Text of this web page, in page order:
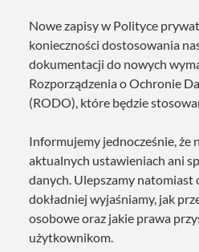
Nowe zapisy w Polityce
konieczności dostosowania
dokumentacji do nowych
Rozporządzenia o Ochronie
(RODO), które będzie
Informujemy jednocześnie, że
aktualnych ustawieniach ani
danych. Ulepszamy natomiast
dokładniej wyjaśniamy, jak
osobowe oraz jakie prawa
użytkownikom.